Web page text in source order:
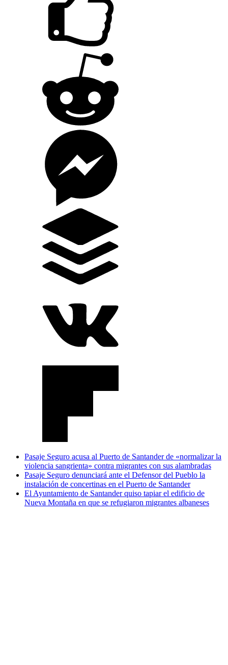
Pasaje Seguro acusa al Puerto de Santander de «normalizar la
violencia sangrienta» contra migrantes con sus alambradas
Pasaje Seguro denunciará ante el Defensor del Pueblo la
instalación de concertinas en el Puerto de Santander
El Ayuntamiento de Santander quiso tapiar el edificio de
Nueva Montaña en que se refugiaron migrantes albaneses